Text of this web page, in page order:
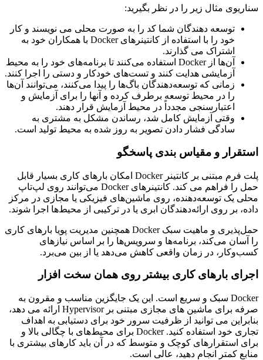
سناریوی مثال زیر را در نظر بگیرید:
توسعه دهندگان شما کد را به صورت محلی می نویسند و کار
خود را با استفاده از کانتینرهای Docker با همکاران خود به
اشتراک می گذارند.
آن‌ها از Docker استفاده می‌کنند تا برنامه‌های خود را به محیط
آزمایشی هدایت کنند و تست‌های خودکار و دستی را اجرا کنند.
زمانی که توسعه‌دهندگان باگ‌ها را پیدا می‌کنند، می‌توانند آن‌ها
را در محیط توسعه برطرف کرده و آنها را برای آزمایش و
اعتبارسنجی مجدداً در محیط آزمایش قرار دهند.
وقتی آزمایش کامل شد، رساندن مشکل به مشتری به
سادگی فشار دادن تصویر به روز شده به محیط تولید است.
استقرار و مقیاس بندی پاسخگو
پلت فرم مبتنی بر کانتینر Docker امکان بارهای کاری بسیار قابل
حمل را فراهم می کند. کانتینرهای Docker می‌توانند روی لپ‌تاپ
محلی یک توسعه‌دهنده، روی ماشین‌های فیزیکی یا مجازی در مرکز
داده، بر روی ارائه‌دهندگان ابری یا در ترکیبی از محیط‌ها اجرا شوند.
حمل‌پذیری و ماهیت سبک Docker همچنین مدیریت پویا بارهای کاری
را آسان می‌کند، برنامه‌ها و سرویس‌ها را بر اساس نیازهای
کسب‌وکار، در زمان واقعی کاهش می‌دهد یا از بین می‌برد.
اجرای بارهای کاری بیشتر روی همان سخت افزار
Docker سبک و سریع است. این یک جایگزین مناسب و مقرون به
صرفه برای ماشین های مجازی مبتنی بر Hypervisor ارائه می دهد،
بنابراین می توانید از ظرفیت سرور خود برای دستیابی به اهداف
تجاری خود استفاده کنید. Docker برای محیط‌های با چگالی بالا و
برای استقرارهای کوچک و متوسط ​​که در آن باید کارهای بیشتری با
منابع کمتر انجام دهید، عالی است.